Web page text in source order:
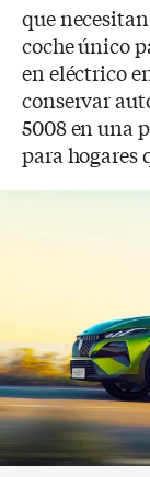
que
coche único
en eléctrico
conservar
5008 en una
para hogares